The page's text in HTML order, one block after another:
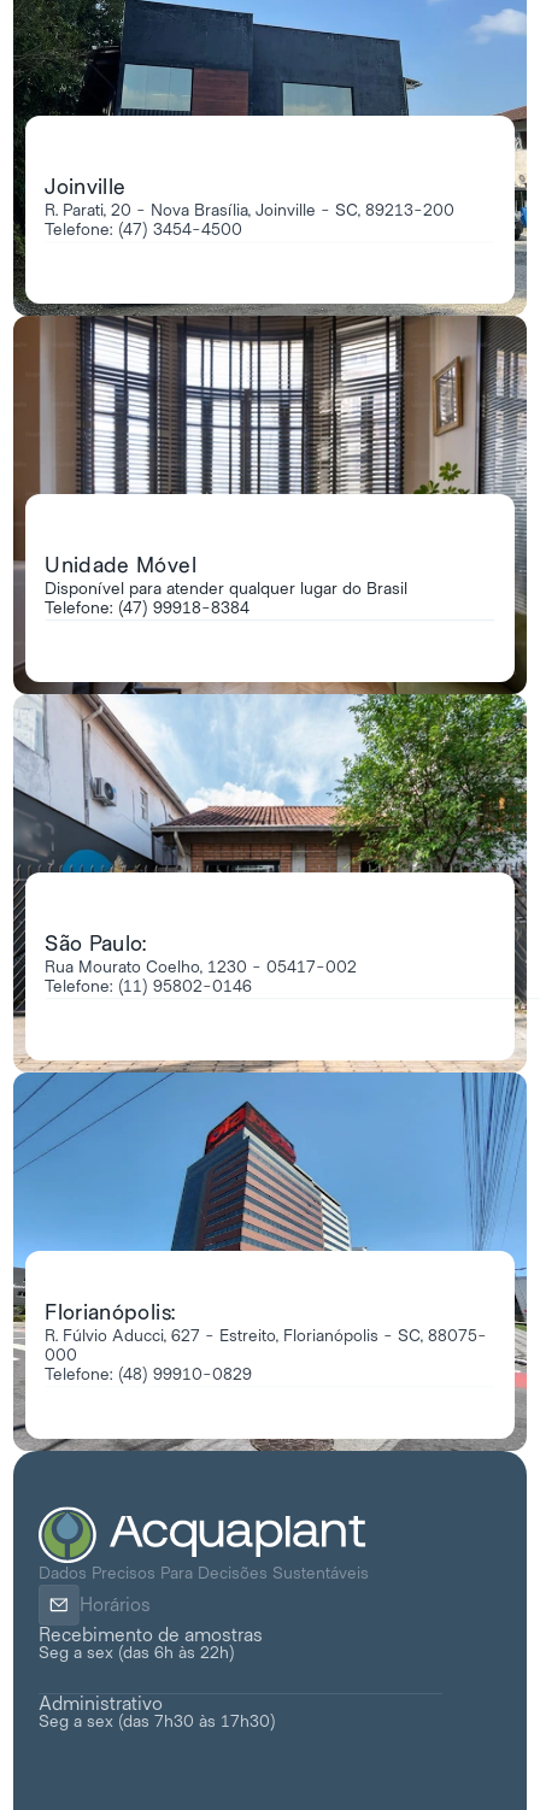
Joinville
R. Parati, 20 - Nova Brasília, Joinville - SC, 89213-200
Telefone: (47) 3454-4500
Unidade Móvel
Disponível para atender qualquer lugar do Brasil
Telefone: (47) 99918-8384
São Paulo:
Rua Mourato Coelho, 1230 - 05417-002
Telefone: (11) 95802-0146
Florianópolis:
R. Fúlvio Aducci, 627 - Estreito, Florianópolis - SC, 88075-
000
Telefone: (48) 99910-0829
Dados Precisos Para Decisões Sustentáveis
Horários
Recebimento de amostras
Seg a sex (das 6h às 22h)
Administrativo
Seg a sex (das 7h30 às 17h30)